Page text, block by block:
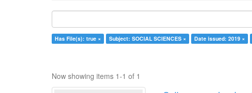
Has File(s): true × Subject: SOCIAL SCIENCES × Date issued: 2019 ×
Now showing items 1-1 of 1